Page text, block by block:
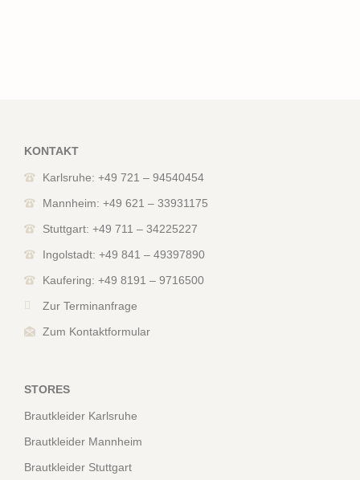
KONTAKT
Karlsruhe: +49 721 – 94540454
Mannheim: +49 621 – 33931175
Stuttgart: +49 711 – 34225227
Ingolstadt: +49 841 – 49397890
Kaufering: +49 8191 – 9716500
Zur Terminanfrage
Zum Kontaktformular
STORES
Brautkleider Karlsruhe
Brautkleider Mannheim
Brautkleider Stuttgart